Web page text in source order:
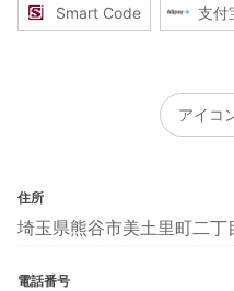
Smart Code 支付
アイコ
住所
埼玉県熊谷市美土里町二丁
電話番号